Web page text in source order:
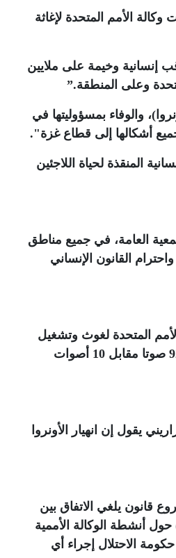
الأمم المتحدة لإغاثة
إنسانية وخيمة على ملايين
وعلى المنطقة”.
والوفاء بمسؤوليتها في
أشكالها إلى قطاع غزة".
المنقذة لحياة اللاجئين
العامة، في جميع مناطق
القانون الإنساني
المتحدة لغوث وتشغيل
اللاجئين الفلسطينيين (أونروا) العمل في "إسرائيل"، وأقر النواب المشروع بأغلبية 92 صوتا مقابل 10 أصوات
يقول إن انهيار الأونروا
قانون يلغي الاتفاق بين
حول أنشطة الوكالة الأممية
القانون على ممثلي حكومة الاحتلال إجراء أي